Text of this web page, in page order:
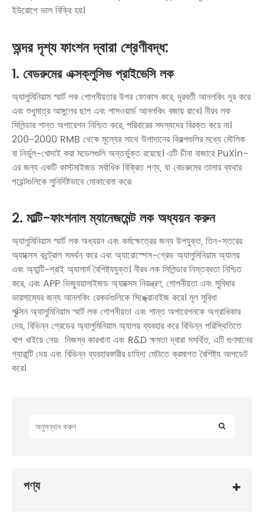
ইউরোপে ভাল বিক্রি হয়।
অন্দর দৃশ্য ফাংশন দ্বারা শ্রেণীবদ্ধ:
1. বেডরুমের এক্সক্লুসিভ প্রাইভেসি লক
অ্যালুমিনিয়াম স্মার্ট লক গোপনীয়তার উপর ফোকাস করে, দূরবর্তী আনলকিং দূর করে
এবং শুধুমাত্র আঙ্গুলের ছাপ এবং পাসওয়ার্ড আনলকিং বজায় রাখে। নীরব লক
সিলিন্ডার শান্ত অপারেশন নিশ্চিত করে, পরিবারের সদস্যদের বিরক্ত করে না।
200-2000 RMB থেকে মূল্যের সাথে উপাদানের বিকল্পগুলির মধ্যে মৌলিক
বা নির্ভুল-খোদাই করা মডেলগুলি অন্তর্ভুক্ত রয়েছে। এটি চীনা বাজারে PuXin-
এর জন্য একটি কাস্টমাইজড সর্বাধিক বিক্রিত পণ্য, যা বেডরুমের তালার ব্যথার
পয়েন্টগুলিকে সুনির্দিষ্টভাবে মোকাবেলা করে৷
2. মাল্টি-ফাংশনাল ম্যানেজমেন্ট লক অধ্যয়ন করুন
অ্যালুমিনিয়াম স্মার্ট লক অধ্যয়ন এবং কর্মক্ষেত্রের জন্য উপযুক্ত, তিন-স্তরের
অ্যাক্সেস কন্ট্রোল সমর্থন করে এবং অ্যারোস্পেস-গ্রেড অ্যালুমিনিয়াম অ্যালয়
এবং অ্যান্টি-প্রাই অ্যালার্ম বৈশিষ্ট্যযুক্ত। নীরব লক সিলিন্ডার নিস্তব্ধতা নিশ্চিত
করে, এবং APP ভিজ্যুয়ালাইজড অ্যাক্সেস নিয়ন্ত্রণ, গোপনীয়তা এবং সুবিধার
ভারসাম্যের জন্য আনলকিং রেকর্ডগুলিকে সিঙ্ক্রোনাইজ করে। মূল সুবিধা
পুক্সিন অ্যালুমিনিয়াম স্মার্ট লক গোপনীয়তা এবং শান্ত অপারেশনকে অগ্রাধিকার
দেয়, বিভিন্ন গ্রেডের অ্যালুমিনিয়াম অ্যালয় ব্যবহার করে বিভিন্ন পরিস্থিতিতে
খাপ খাইয়ে নেয়৷ নিজস্ব কারখানা এবং R&D ক্ষমতা দ্বারা সমর্থিত, এটি গুণমানের
গ্যারান্টি দেয় এবং বিভিন্ন ব্যবহারকারীর চাহিদা মেটাতে ক্রমাগত বৈশিষ্ট্য আপডেট
করে।
পণ্য